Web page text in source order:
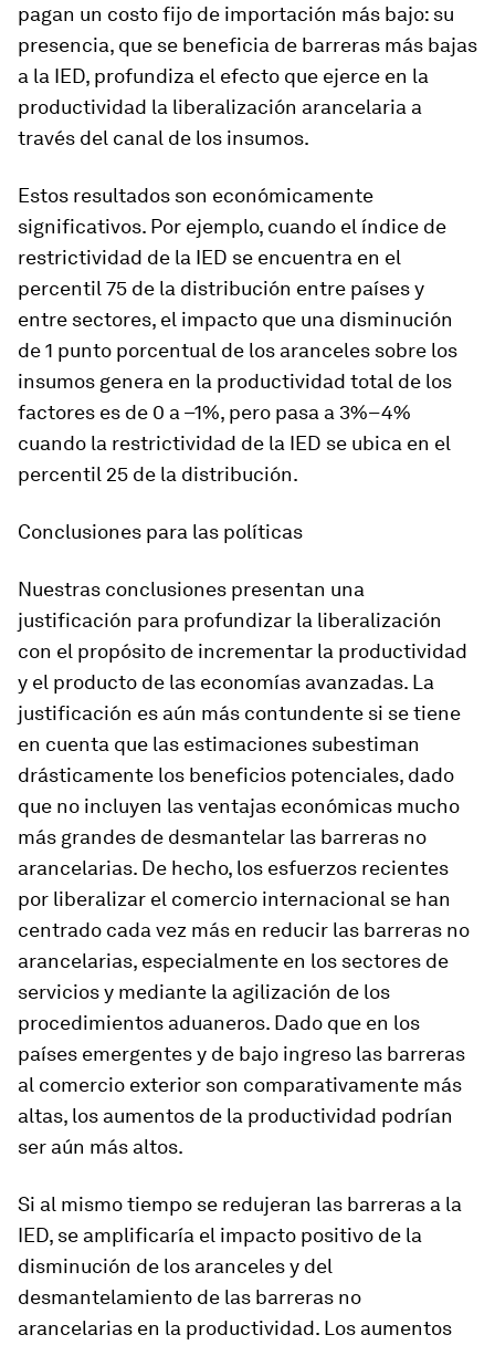
pagan un costo fijo de importación más bajo: su
presencia, que se beneficia de barreras más bajas
a la IED, profundiza el efecto que ejerce en la
productividad la liberalización arancelaria a
través del canal de los insumos.
Estos resultados son económicamente
significativos. Por ejemplo, cuando el índice de
restrictividad de la IED se encuentra en el
percentil 75 de la distribución entre países y
entre sectores, el impacto que una disminución
de 1 punto porcentual de los aranceles sobre los
insumos genera en la productividad total de los
factores es de 0 a –1%, pero pasa a 3%–4%
cuando la restrictividad de la IED se ubica en el
percentil 25 de la distribución.
Conclusiones para las políticas
Nuestras conclusiones presentan una
justificación para profundizar la liberalización
con el propósito de incrementar la productividad
y el producto de las economías avanzadas. La
justificación es aún más contundente si se tiene
en cuenta que las estimaciones subestiman
drásticamente los beneficios potenciales, dado
que no incluyen las ventajas económicas mucho
más grandes de desmantelar las barreras no
arancelarias. De hecho, los esfuerzos recientes
por liberalizar el comercio internacional se han
centrado cada vez más en reducir las barreras no
arancelarias, especialmente en los sectores de
servicios y mediante la agilización de los
procedimientos aduaneros. Dado que en los
países emergentes y de bajo ingreso las barreras
al comercio exterior son comparativamente más
altas, los aumentos de la productividad podrían
ser aún más altos.
Si al mismo tiempo se redujeran las barreras a la
IED, se amplificaría el impacto positivo de la
disminución de los aranceles y del
desmantelamiento de las barreras no
arancelarias en la productividad. Los aumentos